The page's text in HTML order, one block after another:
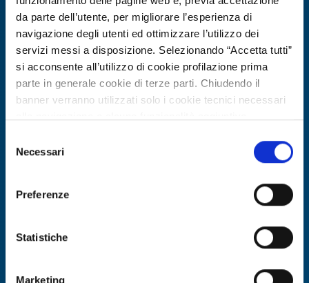
da parte dell’utente, per migliorare l’esperienza di
navigazione degli utenti ed ottimizzare l’utilizzo dei
servizi messi a disposizione. Selezionando “Accetta tutti”
si acconsente all’utilizzo di cookie profilazione prima
parte in generale cookie di terze parti. Chiudendo il
banner verranno utilizzati solo i cookie tecnici necessari
Per conoscere i dettagli, consulta la nostra cookie policy.
https://www.openinnovation.regione.lombardia.it/it/co
https://www.openinnovation.regione.lombardia.it/it/pr
delNecessari
Preferenze
Statistiche
Marketing
Technology offer
Università tedesca offre in licenza
ugello innovativo per navi in
ID: TODE20260429005